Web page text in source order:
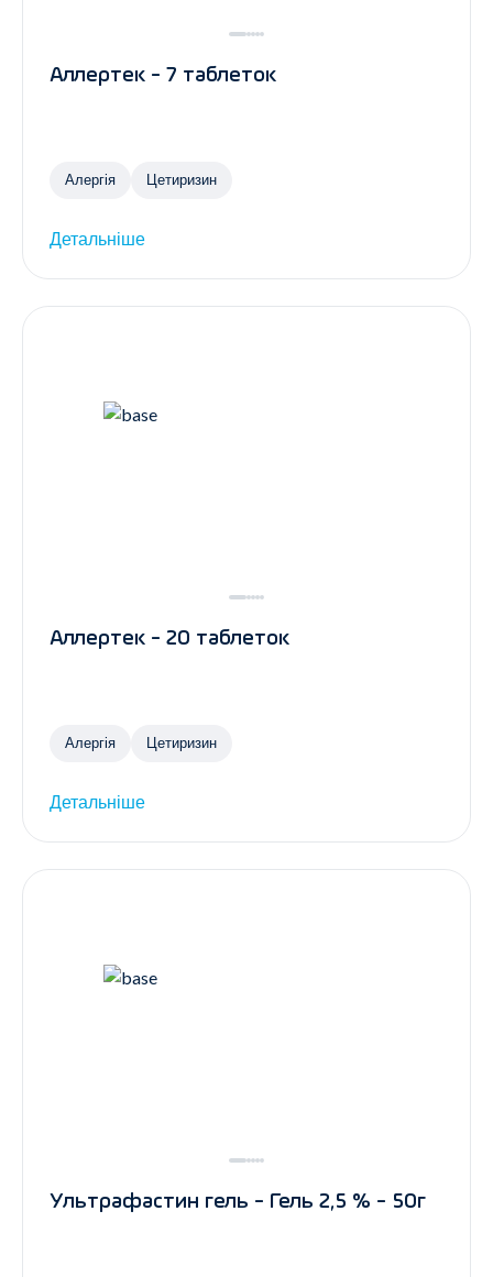
Аллертек - 7 таблеток
Алергія Цетиризин
Детальніше
Аллертек - 20 таблеток
Алергія Цетиризин
Детальніше
Ультрафастин гель - Гель 2,5 % - 50г